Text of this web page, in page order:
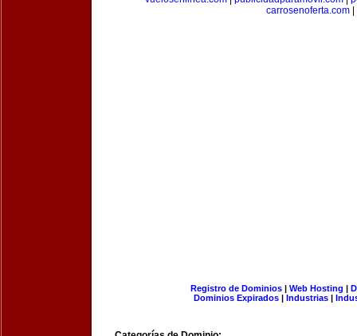
carrosenoferta.com|
Registro de Dominios| Web Hosting |
Dominios Expirados | Industrias |